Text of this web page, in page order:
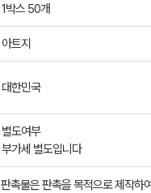
1박스 50개
아트지
대한민국
별도여부
부가세 별도입니다
판촉물은 판촉을 목적으로 제작하